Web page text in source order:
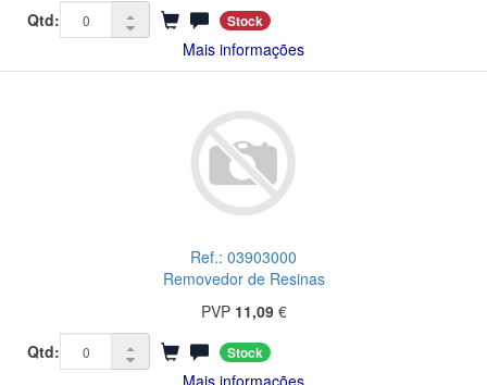
Qtd:
Stock
Mais informações
Ref.: 03903000
Removedor de Resinas
PVP 11,09€
Qtd:
Stock
Mais informações